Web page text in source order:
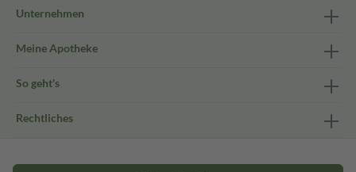
Unternehmen
Meine Apotheke
So geht's
Rechtliches